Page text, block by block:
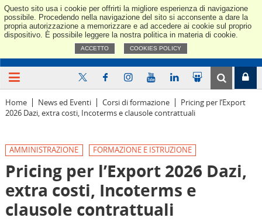
Questo sito usa i cookie per offrirti la migliore esperienza di navigazione
possibile. Procedendo nella navigazione del sito si acconsente a dare la
propria autorizzazione a memorizzare e ad accedere ai cookie sul proprio
dispositivo. È possibile leggere la nostra politica in materia di cookie.
ACCETTO COOKIES POLICY
Home News ed Eventi Corsi di formazione
Pricing per l’Export
2026 Dazi, extra costi, Incoterms e clausole contrattuali
AMMINISTRAZIONE FORMAZIONE E ISTRUZIONE
Pricing per l’Export 2026 Dazi,
extra costi, Incoterms e
clausole contrattuali